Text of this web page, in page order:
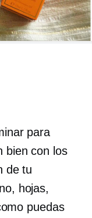
para
bien con los
de tu
hojas,
puedas